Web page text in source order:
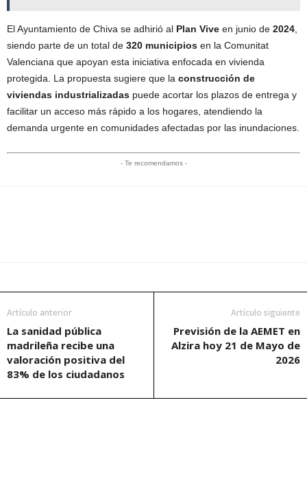
El Ayuntamiento de Chiva se adhirió al Plan Vive en junio de 2024,
siendo parte de un total de 320 municipios en la Comunitat
Valenciana que apoyan esta iniciativa enfocada en vivienda
protegida. La propuesta sugiere que la construcción de
viviendas industrializadas puede acortar los plazos de entrega y
facilitar un acceso más rápido a los hogares, atendiendo la
demanda urgente en comunidades afectadas por las inundaciones.
- Te recomendamos -
Artículo anterior
La sanidad pública
madrileña recibe una
valoración positiva del
83% de los ciudadanos
Artículo siguiente
Previsión de la AEMET en
Alzira hoy 21 de Mayo de
2026